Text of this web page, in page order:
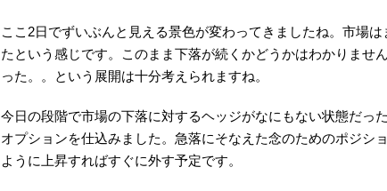
ここ2日でずいぶんと見える景色が変わってきましたね。市場
たという感じです。このまま下落が続くかどうかはわかりませ
った。。という展開は十分考えられますね。
今日の段階で市場の下落に対するヘッジがなにもない状態だっ
オプションを仕込みました。急落にそなえた念のためのポジシ
ように上昇すればすぐに外す予定です。